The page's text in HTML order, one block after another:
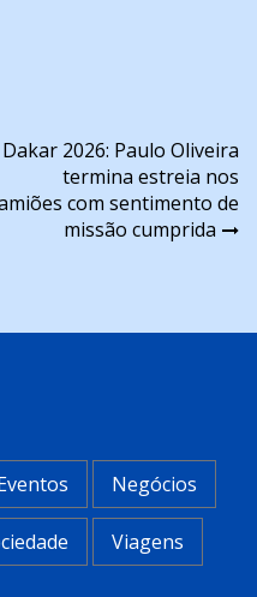
Dakar 2026: Paulo Oliveira
termina estreia nos
com sentimento de
missão cumprida
Negócios
Viagens